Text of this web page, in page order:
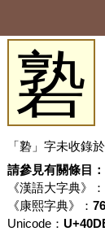
䃞
「䃞」字未收錄
請參見有關條目：
《漢語大字典》
《康熙字典》：
Unicode：